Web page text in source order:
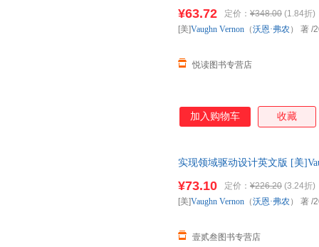
¥63.72 定价： ¥348.00 (1.84折)
悦读图书专营店
[美]Vaughn Vernon （沃恩·弗农 ） 著 /
加入购物车 收藏
实现领域驱动设计英文版 [美
票！
¥73.10 定价： ¥226.20 (3.24折)
壹贰叁图书专营店
[美]Vaughn Vernon （沃恩·弗农 ） 著 /